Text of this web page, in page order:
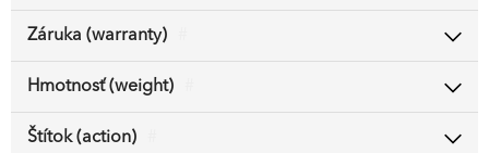
Záruka (warranty)
Hmotnosť (weight)
Štítok (action)